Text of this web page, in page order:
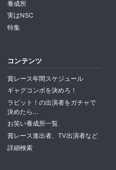
養成所
実はNSC
特集
コンテンツ
賞レース年間スケジュール
ギャグコンボを決めろ！
ラビット！の出演者をガチャで
決めたら...
お笑い養成所一覧
賞レース進出者、TV出演者など
詳細検索